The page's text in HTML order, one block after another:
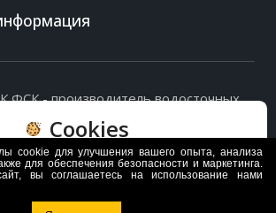
ФСК - производитель водосточных
персональных данных
на их обработку.
Cookies
вы соглашаетесь с политикой
и хранения данных Cookie
cookie для улучшения вашего опыта, анализа
для обеспечения безопасности и маркетинга.
вы соглашаетесь на использование нами